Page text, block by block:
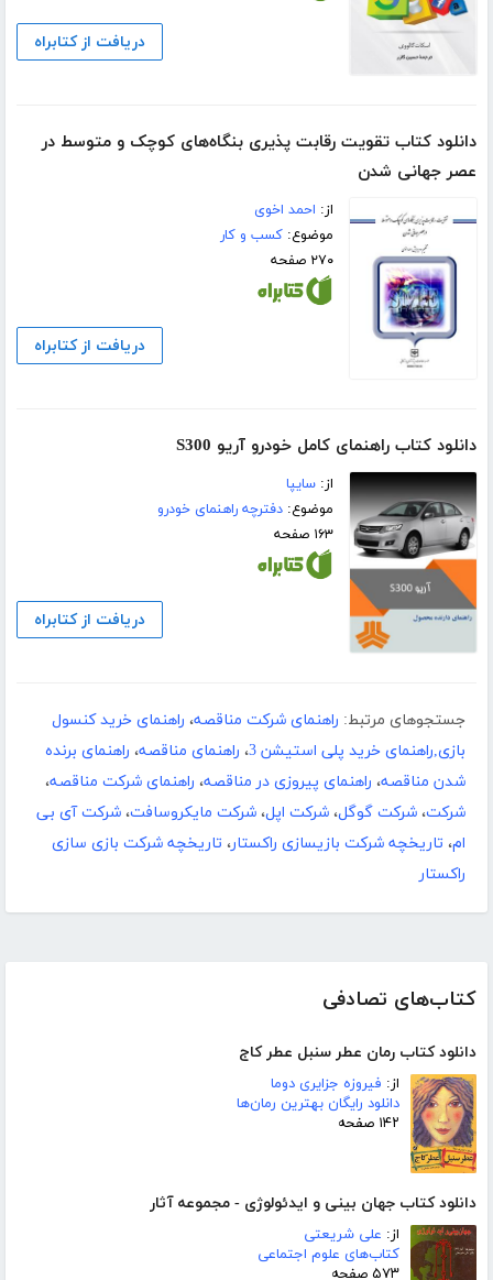
کتاب‌های تصادفی
دانلود کتاب رمان عطر سنبل عطر کاج
از: فیروزه جزایری دوما
دانلود رایگان بهترین رمان‌ها
۱۴۲ صفحه
دانلود کتاب جهان بینی و ایدئولوژی - مجموعه آثار
از: علی شریعتی
کتاب‌های علوم اجتماعی
۵۷۳ صفحه
دریافت از کتابراه
دانلود کتاب تقویت رقابت پذیری بنگاه‌های کوچک و متوسط در
عصر جهانی شدن
از: احمد اخوی
موضوع:کسب و کار
۲۷۰ صفحه
دریافت از کتابراه
دانلود کتاب راهنمای کامل خودرو آریو S300
از:سایپا
موضوع:دفترچه راهنمای خودرو
۱۶۳ صفحه
دریافت از کتابراه
جستجوهای مرتبط: راهنمای شرکت مناقصه، راهنمای خرید کنسول
بازی,راهنمای خرید پلی استیشن 3 ، راهنمای مناقصه، راهنمای برنده
شدن مناقصه، راهنمای پیروزی در مناقصه، راهنمای شرکت مناقصه،
شرکت، شرکت گوگل، شرکت اپل، شرکت مایکروسافت، شرکت آی بی
ام، تاریخچه شرکت بازیسازی راکستار، تاریخچه شرکت بازی سازی
راکستار